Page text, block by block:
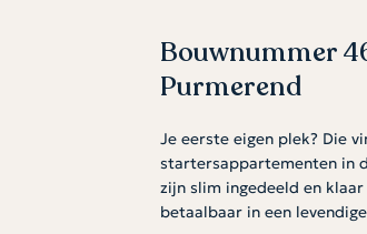
Bouwnummer
Purmerend
Je eerste eigen plek? Die
startersappartementen in
zijn slim ingedeeld en
betaalbaar in een